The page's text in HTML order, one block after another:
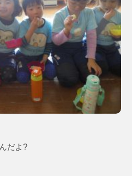
だよ?